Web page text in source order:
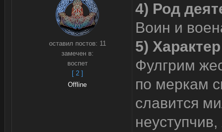
оставил постов: 11
замечен в:
воспет
[ 2 ]
Offline
4) Род
Воин и
5)
Фулгрим
по меркам
славится